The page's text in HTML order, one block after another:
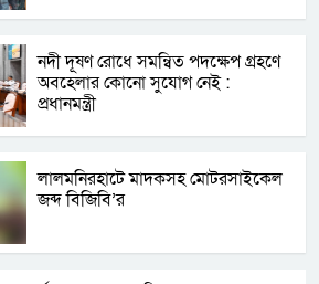
নদী দূষণ রোধে সমন্বিত পদক্ষেপ গ্রহণে
অবহেলার কোনো সুযোগ নেই :
প্রধানমন্ত্রী
লালমনিরহাটে মাদকসহ মোটরসাইকেল
জব্দ বিজিবি’র